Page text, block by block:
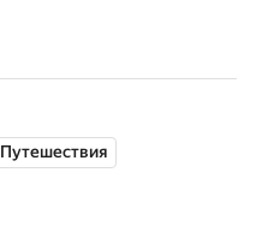
Путешествия